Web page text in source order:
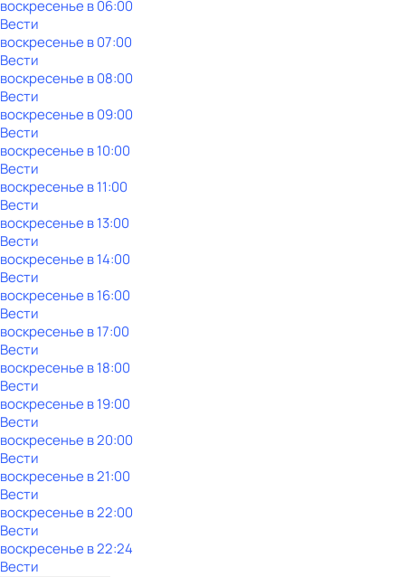
воскресенье в06:00
Вести
воскресенье в07:00
Вести
воскресенье в08:00
Вести
воскресенье в09:00
Вести
воскресенье в10:00
Вести
воскресенье в11:00
Вести
воскресенье в13:00
Вести
воскресенье в14:00
Вести
воскресенье в16:00
Вести
воскресенье в17:00
Вести
воскресенье в18:00
Вести
воскресенье в19:00
Вести
воскресенье в20:00
Вести
воскресенье в21:00
Вести
воскресенье в22:00
Вести
воскресенье в22:24
Вести